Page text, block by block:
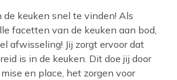
de keuken snel te vinden! Als
facetten van de keuken aan bod,
afwisseling! Jij zorgt ervoor dat
is in de keuken. Dit doe jij door
en place, het zorgen voor